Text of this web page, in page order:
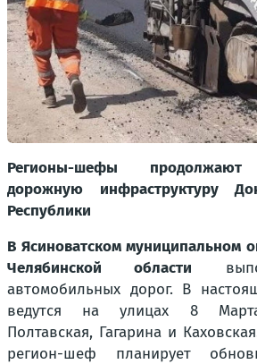
Регионы-шефы продолжают
дорожную инфраструктуру
Республики
В Ясиноватском муниципальном
Челябинской области
автомобильных дорог. В
ведутся на улицах 8
Полтавская, Гагарина и
регион-шеф планирует